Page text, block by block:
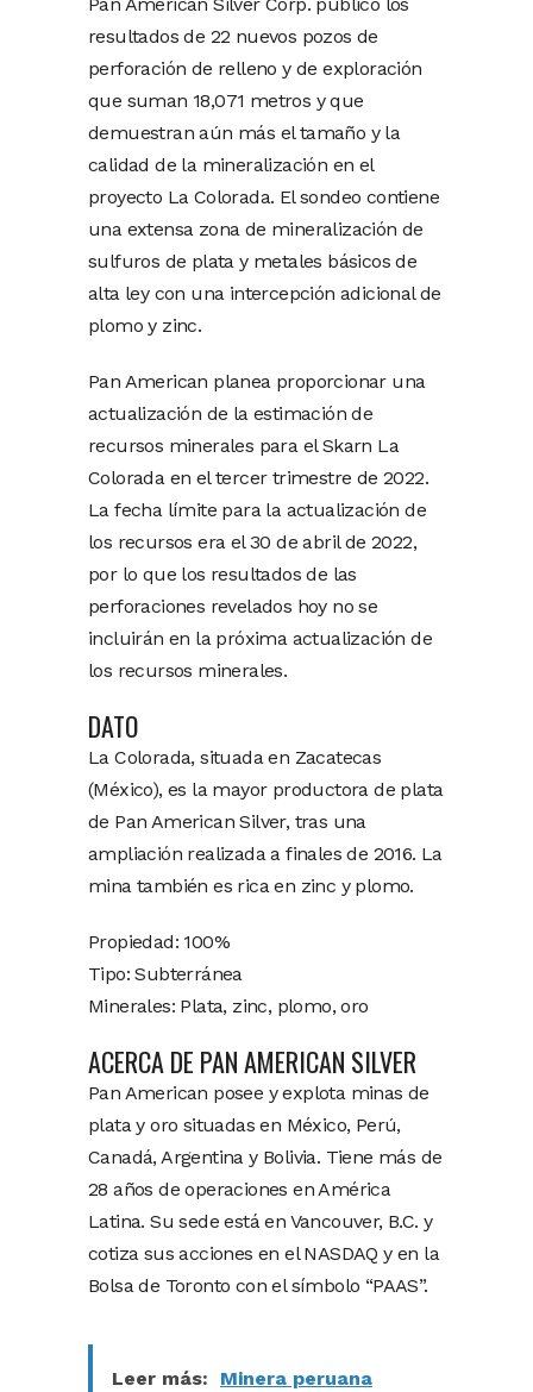
Pan American Silver Corp. publicó los
resultados de 22 nuevos pozos de
perforación de relleno y de exploración
que suman 18,071 metros y que
demuestran aún más el tamaño y la
calidad de la mineralización en el
proyecto La Colorada. El sondeo contiene
una extensa zona de mineralización de
sulfuros de plata y metales básicos de
alta ley con una intercepción adicional de
plomo y zinc.
Pan American planea proporcionar una
actualización de la estimación de
recursos minerales para el Skarn La
Colorada en el tercer trimestre de 2022.
La fecha límite para la actualización de
los recursos era el 30 de abril de 2022,
por lo que los resultados de las
perforaciones revelados hoy no se
incluirán en la próxima actualización de
los recursos minerales.
DATO
La Colorada, situada en Zacatecas
(México), es la mayor productora de plata
de Pan American Silver, tras una
ampliación realizada a finales de 2016. La
mina también es rica en zinc y plomo.
Propiedad: 100%
Tipo: Subterránea
Minerales: Plata, zinc, plomo, oro
ACERCA DE PAN AMERICAN SILVER
Pan American posee y explota minas de
plata y oro situadas en México, Perú,
Canadá, Argentina y Bolivia. Tiene más de
28 años de operaciones en América
Latina. Su sede está en Vancouver, B.C. y
cotiza sus acciones en el NASDAQ y en la
Bolsa de Toronto con el símbolo “PAAS”.
Leer más:
Minera peruana